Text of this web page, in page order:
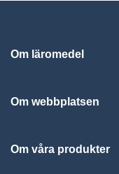
Om läromedel
Om webbplatsen
Om våra produkter